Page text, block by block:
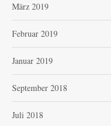
März 2019
Februar 2019
Januar 2019
September 2018
Juli 2018